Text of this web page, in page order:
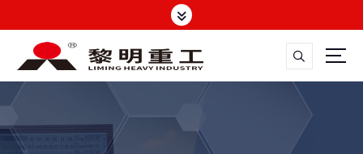
转
容 大修渣磨粉机，矿渣立磨